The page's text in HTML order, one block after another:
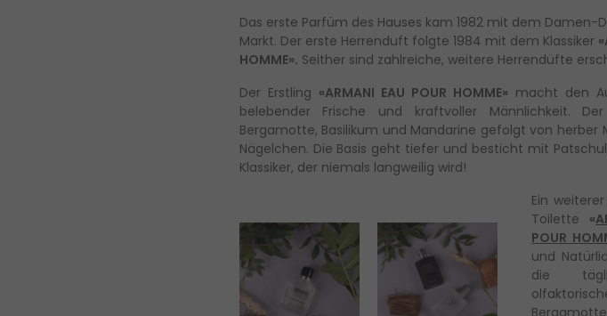
Das erste Parfüm des Hauses kam 1982 mit dem Damen-
Markt. Der erste Herrenduft folgte 1984 mit dem Klassiker
HOMME». Seither sind zahlreiche, weitere Herrendüfte
Der Erstling «ARMANI EAU POUR HOMME»macht den
belebender Frische und kraftvoller Männlichkeit.
Bergamotte, Basilikum und Mandarine gefolgt von herber
Nägelchen. Die Basis geht tiefer und besticht mit
Klassiker, der niemals langweilig wird!
Ein
Toilette «
POUR
und
die